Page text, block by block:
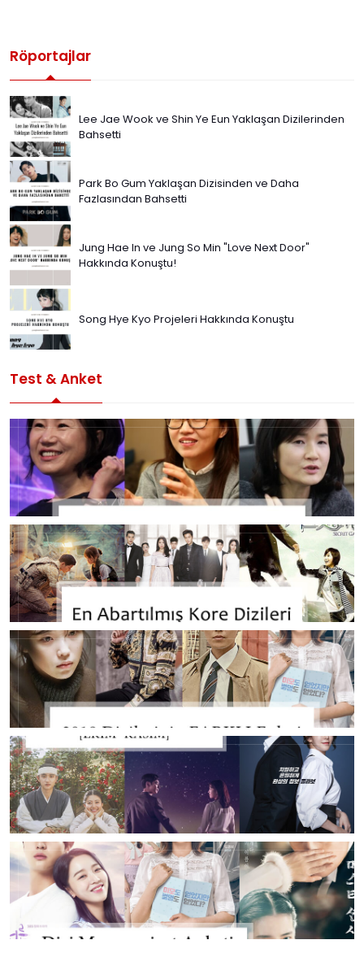
Röportajlar
Lee Jae Wook ve Shin Ye Eun Yaklaşan Dizilerinden
Bahsetti
Park Bo Gum Yaklaşan Dizisinden ve Daha
Fazlasından Bahsetti
Jung Hae In ve Jung So Min "Love Next Door"
Hakkında Konuştu!
Song Hye Kyo Projeleri Hakkında Konuştu
Test & Anket